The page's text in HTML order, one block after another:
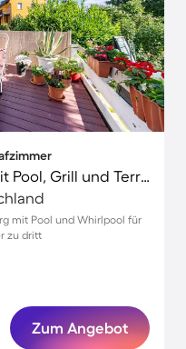
Schöne Ferienwohnung mit Pool, Grill und Terrasse | Gartenblick
mit Pool und Whirlpool für
zu dritt
Zum Angebot